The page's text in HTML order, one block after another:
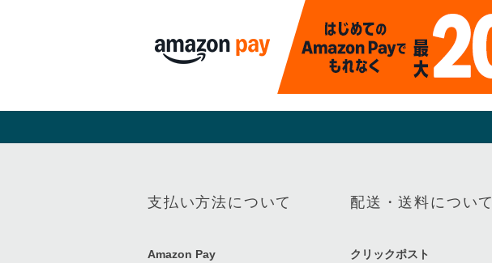
支払い方法について
Amazon Pay
配送・送料について
クリックポスト